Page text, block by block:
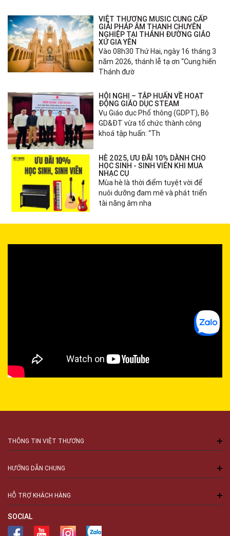
VIỆT THƯƠNG MUSIC CUNG CẤP
GIẢI PHÁP ÂM THANH CHUYÊN
NGHIỆP TẠI THÁNH ĐƯỜNG GIÁO
XỨ GIA YÊN
Vào 08h30 Thứ Hai, ngày 16 tháng 3
năm 2026, thánh lễ tạ ơn “Cung hiến
Thánh đườ
HỘI NGHỊ – TẬP HUẤN VỀ HOẠT
ĐỘNG GIÁO DỤC STEAM
Vụ Giáo dục Phổ thông (GDPT), Bộ
GD&ĐT vừa tổ chức thành công
khoá tập huấn: “Th
HÈ 2025, ƯU ĐÃI 10% DÀNH CHO
HỌC SINH - SINH VIÊN KHI MUA
NHẠC CỤ
Mùa hè là thời điểm tuyệt vời để
nuôi dưỡng đam mê và phát triển
tài năng âm nhạ
THÔNG TIN VIỆT THƯƠNG
HƯỚNG DẪN CHUNG
HỖ TRỢ KHÁCH HÀNG
SOCIAL